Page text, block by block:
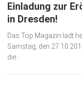
gesund & schön
Gesellschaft
Kunst & Kultur
Einladung zur
in Dresden!
Das Top Magazin lädt
Samstag, den
die...